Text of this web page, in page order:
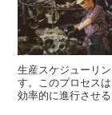
生産スケジューリ
す。このプロセス
効率的に進行させ
グの基本的な分類